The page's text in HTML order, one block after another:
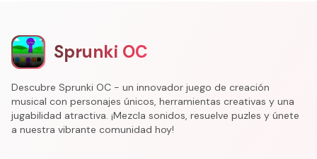
Sprunki OC
Descubre Sprunki OC - un innovador juego de creación
musical con personajes únicos, herramientas creativas y una
jugabilidad atractiva. ¡Mezcla sonidos, resuelve puzles y únete
a nuestra vibrante comunidad hoy!